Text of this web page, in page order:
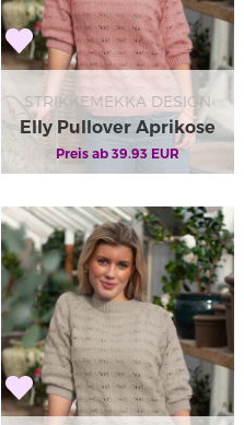
STRIKKEMEKKA DESIGN
Elly Pullover Aprikose
Preis ab 39.93 EUR